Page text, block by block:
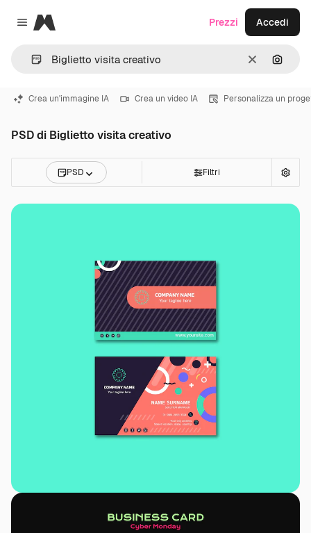
Close menu
Magnific
CancellaCerca
Prezzi Accedi
Crea un'immagine IA Crea un video IA Personalizza un
PSD di Biglietto visita creativo
PSD Filtri